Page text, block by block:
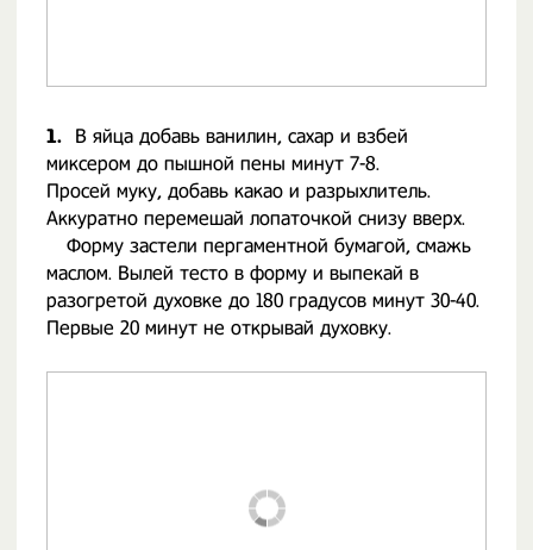
1.
В яйца добавь ванилин, сахар и взбей
миксером до пышной пены минут 7-8. ⠀ ⠀
Просей муку, добавь какао и разрыхлитель.
Аккуратно перемешай лопаточкой снизу вверх. ⠀
⠀ Форму застели пергаментной бумагой, смажь
маслом. Вылей тесто в форму и выпекай в
разогретой духовке до 180 градусов минут 30-40.
Первые 20 минут не открывай духовку.